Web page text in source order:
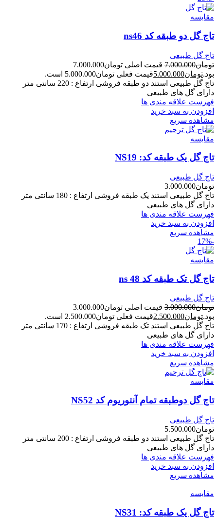
مقایسه
تاج گل دو طبقه کد ns46
تاج گل طبیعی
تومان7.000.000
قیمت اصلی تومان7.000.000
بود.تومان5.000.000قیمت فعلی تومان5.000.000 است.
تاج گل طبیعی استند دو طبقه فروشی ارتفاع : 220 سانتی متر
دارای گل های طبیعی
فهرست علاقه مندی ها
افزودن به سبد خرید
مشاهده سریع
مقایسه
تاج گل یک طبقه کد: NS19
تاج گل طبیعی
تومان3.000.000
تاج گل طبیعی استند یک طبقه فروشی ارتفاع : 180 سانتی متر
دارای گل های طبیعی
فهرست علاقه مندی ها
افزودن به سبد خرید
مشاهده سریع
-17%
مقایسه
تاج گل تک طبقه کد ns 48
تاج گل طبیعی
تومان3.000.000
قیمت اصلی تومان3.000.000
بود.تومان2.500.000قیمت فعلی تومان2.500.000 است.
تاج گل طبیعی استند تک طبقه فروشی ارتفاع : 170 سانتی متر
دارای گل های طبیعی
فهرست علاقه مندی ها
افزودن به سبد خرید
مشاهده سریع
مقایسه
تاج گل دوطبقه تمام آنتوریوم کد NS52
تاج گل طبیعی
تومان5.500.000
تاج گل طبیعی استند دو طبقه فروشی ارتفاع : 200 سانتی متر
دارای گل های طبیعی
فهرست علاقه مندی ها
افزودن به سبد خرید
مشاهده سریع
مقایسه
تاج گل یک طبقه کد: NS31